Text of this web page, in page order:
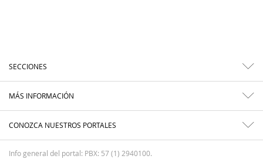
SECCIONES
MÁS INFORMACIÓN
CONOZCA NUESTROS PORTALES
Info general del portal: PBX: 57 (1) 2940100.